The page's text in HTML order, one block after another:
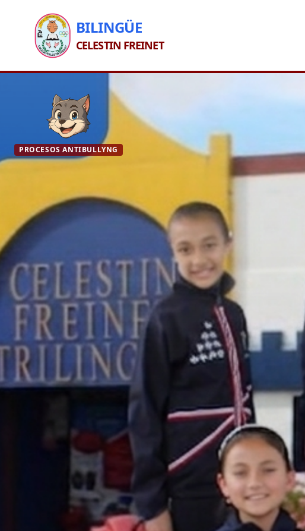
BILINGÜE
CELESTIN FREINET
PROCESOS ANTIBULLYNG